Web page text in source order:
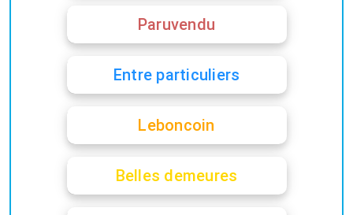
Paruvendu
Entre particuliers
Leboncoin
Belles demeures